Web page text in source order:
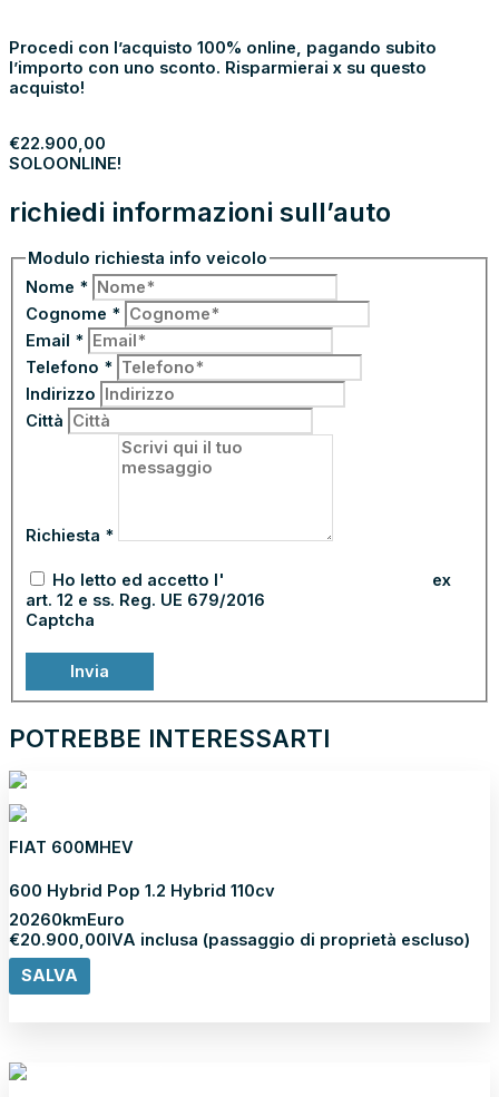
Procedi con l’acquisto 100% online, pagando subito
l’importo con uno sconto. Risparmierai x su questo
acquisto!
€22.900,00
SOLOONLINE!
richiedi informazioni sull’auto
Modulo richiesta info veicolo
Nome *
Cognome *
Email *
Telefono *
Indirizzo
Città
Richiesta *
Ho letto ed accetto l'
ex
art. 12 e ss. Reg. UE 679/2016
Captcha
Invia
POTREBBE INTERESSARTI
FIAT 600MHEV
600 Hybrid Pop 1.2 Hybrid 110cv
20260kmEuro
€20.900,00IVA inclusa (passaggio di proprietà escluso)
SALVA